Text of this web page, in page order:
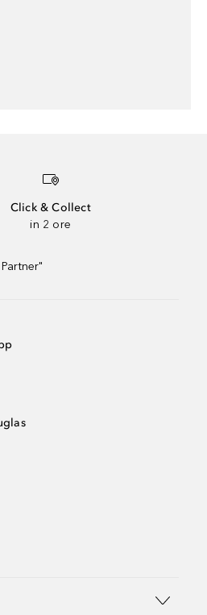
Click & Collect
in 2 ore